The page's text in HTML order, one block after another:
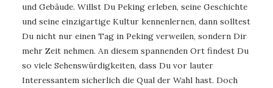
und Gebäude. Willst Du Peking erleben, seine Geschichte
und seine einzigartige Kultur kennenlernen, dann solltest
Du nicht nur einen Tag in Peking verweilen, sondern Dir
mehr Zeit nehmen. An diesem spannenden Ort findest Du
so viele Sehenswürdigkeiten, dass Du vor lauter
Interessantem sicherlich die Qual der Wahl hast. Doch